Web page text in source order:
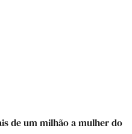
de um milhão a mulher do